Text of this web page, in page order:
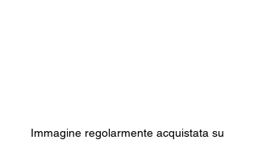
Immagine regolarmente acquistata su